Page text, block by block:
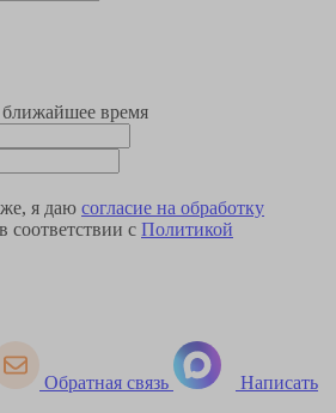
время
я даю согласие на обработку
в соответствии с Политикой
Обратная связь Написать